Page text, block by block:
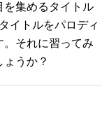
を集めるタイトル
イトルをパロディ
。それに習ってみ
うか？